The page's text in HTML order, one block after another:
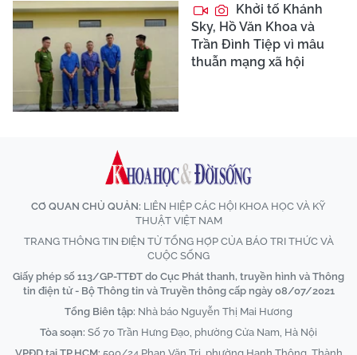
Khởi tố Khánh
Sky, Hồ Văn Khoa và
Trần Đình Tiệp vì mâu
thuẫn mạng xã hội
CƠ QUAN CHỦ QUẢN: LIÊN HIỆP CÁC HỘI KHOA HỌC VÀ KỸ
THUẬT VIỆT NAM
TRANG THÔNG TIN ĐIỆN TỬ TỔNG HỢP CỦA BÁO TRI THỨC VÀ
CUỘC SỐNG
Giấy phép số 113/GP-TTĐT do Cục Phát thanh, truyền hình và Thông
tin điện tử - Bộ Thông tin và Truyền thông cấp ngày 08/07/2021
Tổng Biên tập: Nhà báo Nguyễn Thị Mai Hương
Tòa soạn: Số 70 Trần Hưng Đạo, phường Cửa Nam, Hà Nội